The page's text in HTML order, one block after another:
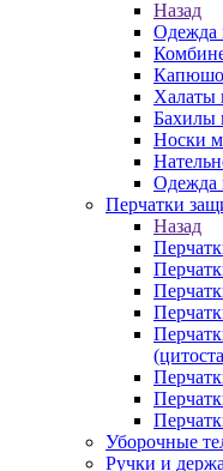
Назад
Одежда
Халаты
Бахилы
Носки
Одежда
Перчатки
Назад
Уборочные
Ручки и